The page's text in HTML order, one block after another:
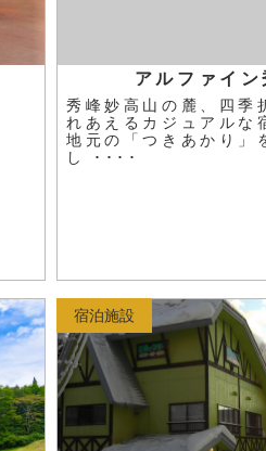
アルファイン
秀峰妙高山の麓、四季
れあえるカジュアルな
地元の「つきあかり」
し ････
宿泊施設